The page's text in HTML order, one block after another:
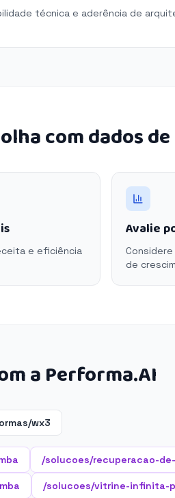
técnica e aderência de
com dados
e eficiência
Avalie
de
a Performa.AI
wx3
/solucoes/recuperacao-
/solucoes/vitrine-infinita-